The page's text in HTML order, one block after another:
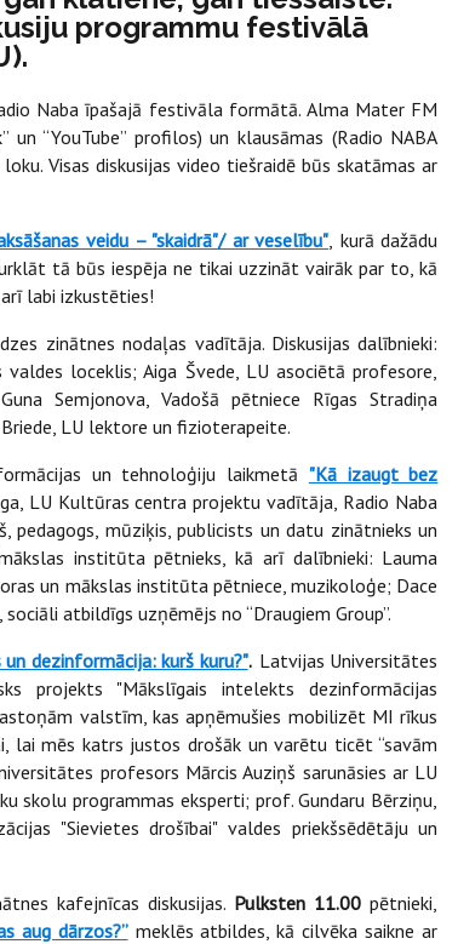
programmu festivālā
Naba īpašajā festivāla formātā. Alma Mater FM
“YouTube” profilos) un klausāmas (Radio NABA
Visas diskusijas video tiešraidē būs skatāmas ar
veidu – "skaidrā"/ ar veselību" kurā dažādu
tā būs iespēja ne tikai uzzināt vairāk par to, kā
labi izkustēties!
zinātnes nodaļas vadītāja. Diskusijas dalībnieki:
loceklis; Aiga Švede, LU asociētā profesore,
Semjonova, Vadošā pētniece Rīgas Stradiņa
LU lektore un fizioterapeite.
un tehnoloģiju laikmetā "Kā izaugt bez
LU Kultūras centra projektu vadītāja, Radio Naba
pedagogs, mūziķis, publicists un datu zinātnieks un
institūta pētnieks, kā arī dalībnieki: Lauma
un mākslas institūta pētniece, muzikoloģe; Dace
atbildīgs uzņēmējs no “Draugiem Group”.
dezinformācija: kurš kuru?".Latvijas Universitātes
projekts "Mākslīgais intelekts dezinformācijas
valstīm, kas apņēmušies mobilizēt MI rīkus
lai mēs katrs justos drošāk un varētu ticēt “savām
profesors Mārcis Auziņš sarunāsies ar LU
skolu programmas eksperti; prof. Gundaru Bērziņu,
"Sievietes drošībai" valdes priekšsēdētāju un
kafejnīcas diskusijas. Pulksten 11.00 pētnieki,
aug dārzos?” meklēs atbildes, kā cilvēka saikne ar